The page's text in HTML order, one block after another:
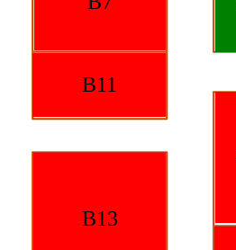
B11
B13